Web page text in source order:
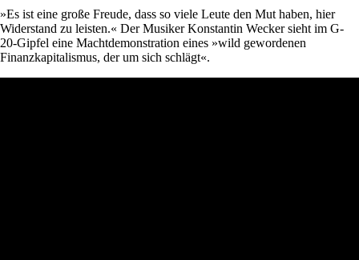
»Es ist eine große Freude, dass so viele Leute den Mut haben, hier
Widerstand zu leisten.« Der Musiker Konstantin Wecker sieht im G-
20-Gipfel eine Machtdemonstration eines »wild gewordenen
Finanzkapitalismus, der um sich schlägt«.